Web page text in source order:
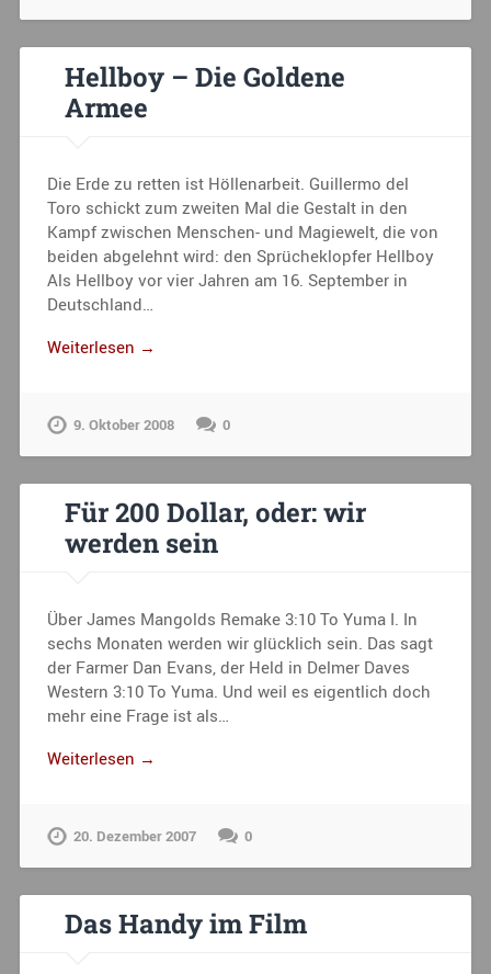
Hellboy – Die Goldene
Armee
Die Erde zu retten ist Höllenarbeit. Guillermo del
Toro schickt zum zweiten Mal die Gestalt in den
Kampf zwischen Menschen- und Magiewelt, die von
beiden abgelehnt wird: den Sprücheklopfer Hellboy
Als Hellboy vor vier Jahren am 16. September in
Deutschland…
Weiterlesen →
9. Oktober 2008 0
Für 200 Dollar, oder: wir
werden sein
Über James Mangolds Remake 3:10 To Yuma I. In
sechs Monaten werden wir glücklich sein. Das sagt
der Farmer Dan Evans, der Held in Delmer Daves
Western 3:10 To Yuma. Und weil es eigentlich doch
mehr eine Frage ist als…
Weiterlesen →
20. Dezember 2007 0
Das Handy im Film